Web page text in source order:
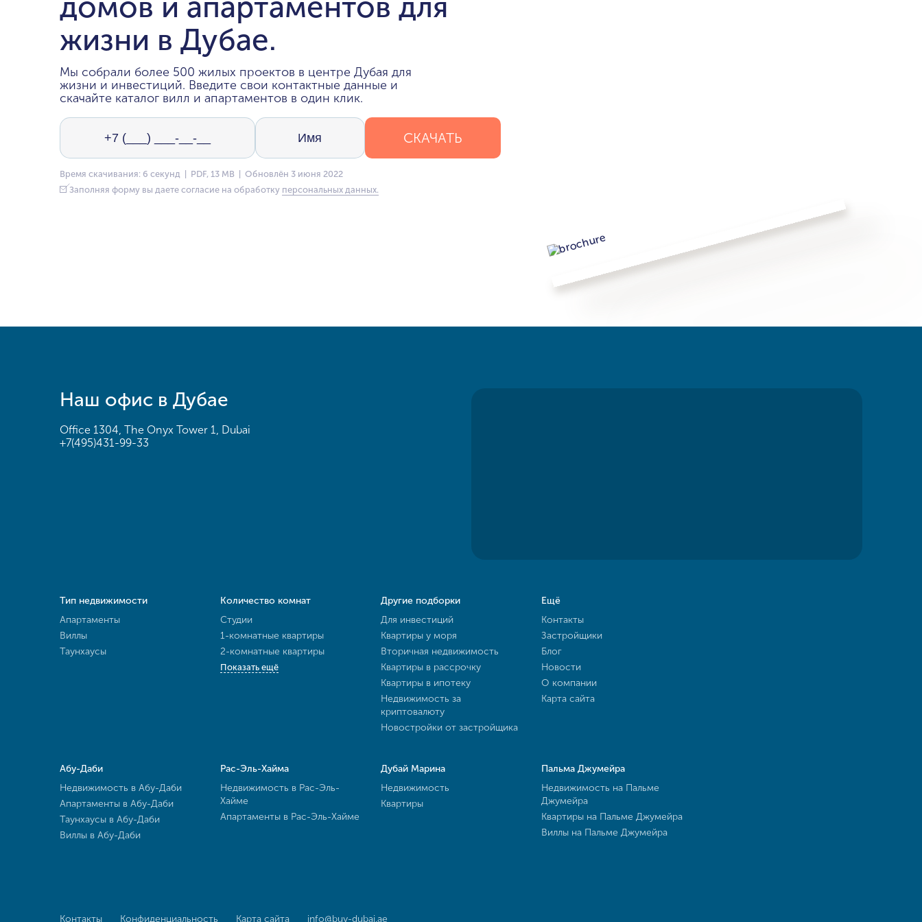
жизни в Дубае.
Мы собрали более 500 жилых проектов в центре Дубая для
жизни и инвестиций. Введите свои контактные данные и
скачайте каталог вилл и апартаментов в один клик.
СКАЧАТЬ
Время скачивания: 6 секунд | PDF, 13 MB | Обновлён 3 июня 2022
Заполняя форму вы даете согласие на обработку персональных данных.
Наш офис в Дубае
Office 1304, The Onyx Tower 1, Dubai
+7(495)431-99-33
Тип недвижимости
Апартаменты
Виллы
Таунхаусы
Количество комнат
Студии
1-комнатные квартиры
2-комнатные квартиры
Показать ещё
Другие подборки
Для инвестиций
Квартиры у моря
Вторичная недвижимость
Квартиры в рассрочку
Квартиры в ипотеку
Недвижимость за
криптовалюту
Новостройки от застройщика
Ещё
Контакты
Застройщики
Блог
Новости
О компании
Карта сайта
Абу-Даби
Недвижимость в Абу-Даби
Апартаменты в Абу-Даби
Таунхаусы в Абу-Даби
Виллы в Абу-Даби
Рас-Эль-Хайма
Недвижимость в Рас-Эль-
Хайме
Апартаменты в Рас-Эль-Хайме
Дубай Марина
Недвижимость
Квартиры
Пальма Джумейра
Недвижимость на Пальме
Джумейра
Квартиры на Пальме Джумейра
Виллы на Пальме Джумейра
Контакты Конфиденциальность Карта сайта info@buy-dubai.ae